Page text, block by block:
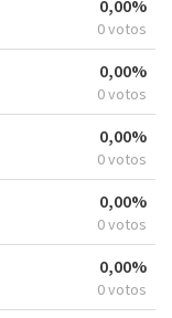
0,00%
0 votos
0,00%
0 votos
0,00%
0 votos
0,00%
0 votos
0,00%
0 votos